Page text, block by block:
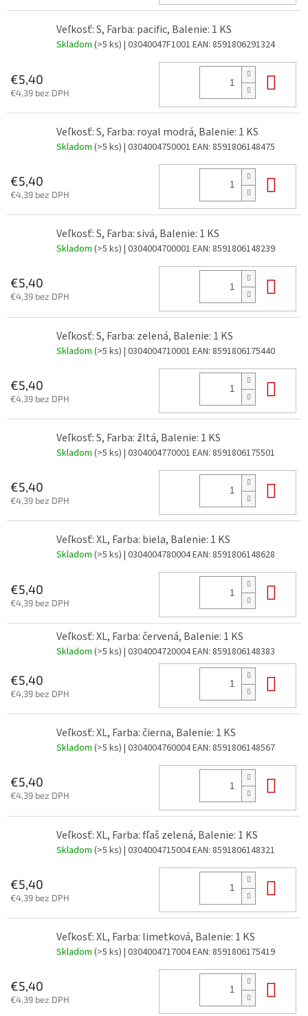
Veľkosť: S, Farba: pacific, Balenie: 1 KS
Skladom (>5 ks) | 03040047F1001 EAN: 8591806291324
€5,40
€4,39 bez DPH
Veľkosť: S, Farba: royal modrá, Balenie: 1 KS
Skladom (>5 ks) | 0304004750001 EAN: 8591806148475
€5,40
€4,39 bez DPH
Veľkosť: S, Farba: sivá, Balenie: 1 KS
Skladom (>5 ks) | 0304004700001 EAN: 8591806148239
€5,40
€4,39 bez DPH
Veľkosť: S, Farba: zelená, Balenie: 1 KS
Skladom (>5 ks) | 0304004710001 EAN: 8591806175440
€5,40
€4,39 bez DPH
Veľkosť: S, Farba: žltá, Balenie: 1 KS
Skladom (>5 ks) | 0304004770001 EAN: 8591806175501
€5,40
€4,39 bez DPH
Veľkosť: XL, Farba: biela, Balenie: 1 KS
Skladom (>5 ks) | 0304004780004EAN: 8591806148628
€5,40
€4,39 bez DPH
Veľkosť: XL, Farba: červená, Balenie: 1 KS
Skladom (>5 ks) | 0304004720004EAN: 8591806148383
€5,40
€4,39 bez DPH
Veľkosť: XL, Farba: čierna, Balenie: 1 KS
Skladom (>5 ks) | 0304004760004EAN: 8591806148567
€5,40
€4,39 bez DPH
Veľkosť: XL, Farba: fľaš zelená, Balenie: 1 KS
Skladom (>5 ks) | 0304004715004EAN: 8591806148321
€5,40
€4,39 bez DPH
Veľkosť: XL, Farba: limetková, Balenie: 1 KS
Skladom (>5 ks) | 0304004717004EAN: 8591806175419
€5,40
€4,39 bez DPH